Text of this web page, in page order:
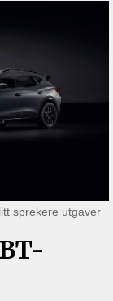
sprekere utgaver